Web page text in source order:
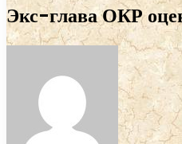
Экс-глава ОКР